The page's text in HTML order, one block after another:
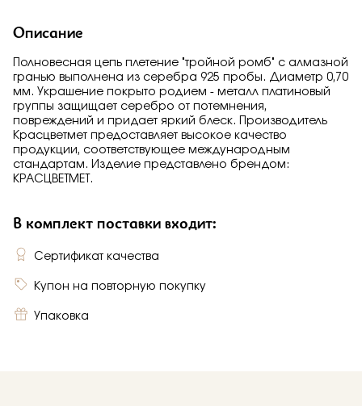
Описание
Полновесная цепь плетение "тройной ромб" с алмазной
гранью выполнена из серебра 925 пробы. Диаметр 0,70
мм. Украшение покрыто родием - металл платиновый
группы защищает серебро от потемнения,
повреждений и придает яркий блеск. Производитель
Красцветмет предоставляет высокое качество
продукции, соответствующее международным
стандартам. Изделие представлено брендом:
КРАСЦВЕТМЕТ.
В комплект поставки входит:
Сертификат качества
Купон на повторную покупку
Упаковка